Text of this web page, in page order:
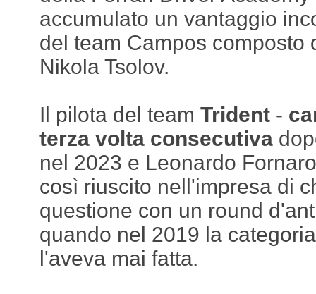
accumulato un vantaggio
del team Campos composto
Nikola Tsolov.
Il pilota del team Trident - ca
terza volta consecutiva
nel 2023 e Leonardo
così riuscito nell'impresa di
questione con un round
quando nel 2019 la
l'aveva mai fatta.